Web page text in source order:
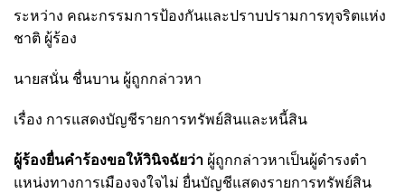
ระหว่าง คณะกรรมการป้องกันและปราบปรามการทุจริตแห่ง
ชาติ ผู้ร้อง
นายสนั่น ชื่นบาน ผู้ถูกกล่าวหา
เรื่อง การแสดงบัญชีรายการทรัพย์สินและหนี้สิน
ผู้ร้องยื่นคําร้องขอให้วินิจฉัยว่า ผู้ถูกกล่าวหาเป็นผู้ดํารงตํา
แหน่งทางการเมืองจงใจไม่ ยื่นบัญชีแสดงรายการทรัพย์สิน